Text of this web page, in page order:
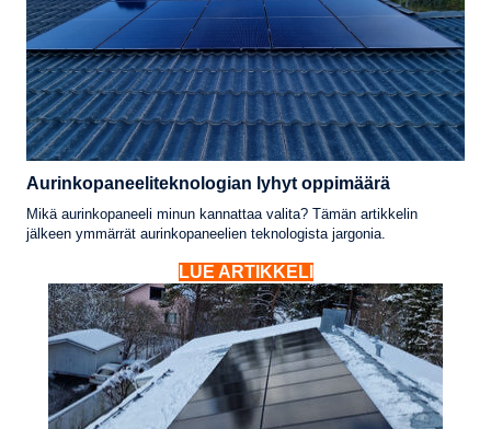
Aurinkopaneeliteknologian lyhyt oppimäärä
Mikä aurinkopaneeli minun kannattaa valita? Tämän artikkelin
jälkeen ymmärrät aurinkopaneelien teknologista jargonia.
LUE ARTIKKELI